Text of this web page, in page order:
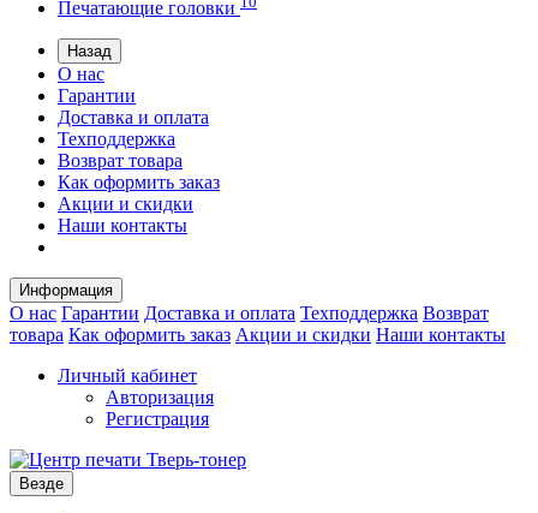
Печатающие головки
Назад
О нас
Гарантии
Доставка и оплата
Техподдержка
Возврат товара
Как оформить заказ
Акции и скидки
Наши контакты
Информация
О нас Гарантии Доставка и оплата Техподдержка Возврат
товара Как оформить заказ Акции и скидки Наши контакты
Личный кабинет
Авторизация
Регистрация
Везде